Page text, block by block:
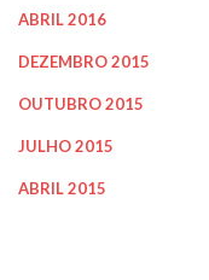
ABRIL 2016
DEZEMBRO 2015
OUTUBRO 2015
JULHO 2015
ABRIL 2015